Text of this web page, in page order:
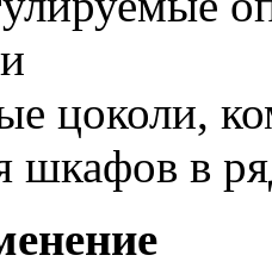
цоколи,
шкафов в